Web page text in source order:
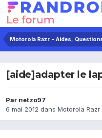
Motorola Razr - Aides,
[aide]adapter le
Par netzo97
6 mai 2012 dans Motorola